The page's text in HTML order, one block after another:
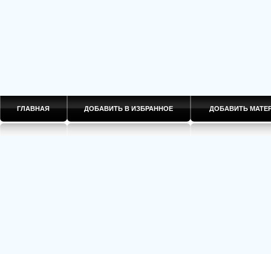
ГЛАВНАЯ ДОБАВИТЬ В ИЗБРАННОЕ ДОБАВИТЬ